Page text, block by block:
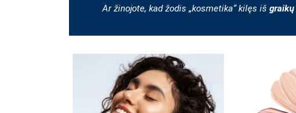
Ar žinojote, kad žodis „kosmetika“ kilęs iš graikų